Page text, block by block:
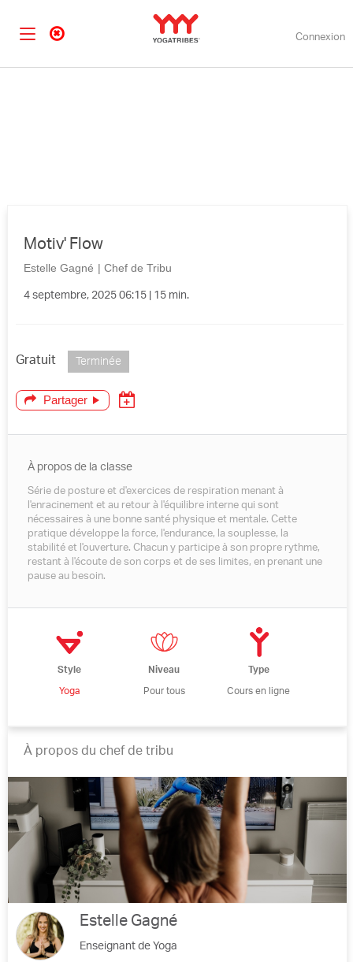
Connexion
Motiv' Flow
Estelle Gagné | Chef de Tribu
4 septembre, 2025 06:15 | 15 min.
Partager
Gratuit Terminée
À propos de la classe
Série de posture et d'exercices de respiration menant à
l'enracinement et au retour à l'équilibre interne qui sont
nécessaires à une bonne santé physique et mentale. Cette
pratique développe la force, l'endurance, la souplesse, la
stabilité et l'ouverture. Chacun y participe à son propre rythme,
restant à l'écoute de son corps et de ses limites, en prenant une
pause au besoin.
Style
Yoga
Niveau
Pour tous
Type
Cours en ligne
À propos du chef de tribu
Estelle Gagné
Enseignant de Yoga